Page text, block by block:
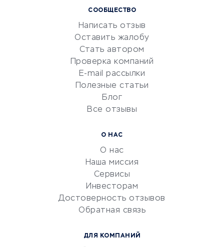
Маркетинг и продажи
Репетиторство
Красота и здоровье
Сервисы по поиску работы
Сетевой маркетинг
УСЛУГИ ДЛЯ БИЗНЕСА
документооборот
Юридические компании
СООБЩЕСТВО
Написать отзыв
Оставить жалобу
Стать автором
Проверка компаний
E-mail рассылки
Полезные статьи
Блог
Все отзывы
О НАС
О нас
Наша миссия
Сервисы
Инвесторам
Достоверность отзывов
Обратная связь
ДЛЯ КОМПАНИЙ